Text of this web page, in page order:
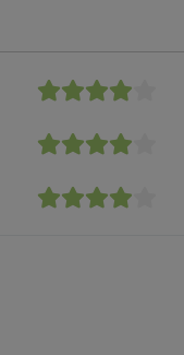
★★★★★
★★★★★
★★★★★